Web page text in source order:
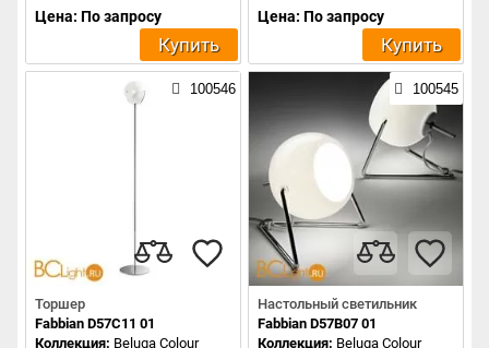
Цена: По запросу
Купить
Цена: По запросу
Купить
100546
Торшер
Fabbian D57C11 01
Коллекция: Beluga Colour
100545
Настольный светильник
Fabbian D57B07 01
Коллекция: Beluga Colour